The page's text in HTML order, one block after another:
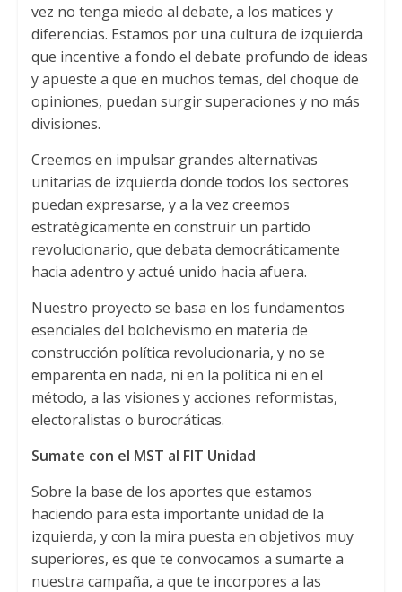
vez no tenga miedo al debate, a los matices y
diferencias. Estamos por una cultura de izquierda
que incentive a fondo el debate profundo de ideas
y apueste a que en muchos temas, del choque de
opiniones, puedan surgir superaciones y no más
divisiones.
Creemos en impulsar grandes alternativas
unitarias de izquierda donde todos los sectores
puedan expresarse, y a la vez creemos
estratégicamente en construir un partido
revolucionario, que debata democráticamente
hacia adentro y actué unido hacia afuera.
Nuestro proyecto se basa en los fundamentos
esenciales del bolchevismo en materia de
construcción política revolucionaria, y no se
emparenta en nada, ni en la política ni en el
método, a las visiones y acciones reformistas,
electoralistas o burocráticas.
Sumate con el MST al FIT Unidad
Sobre la base de los aportes que estamos
haciendo para esta importante unidad de la
izquierda, y con la mira puesta en objetivos muy
superiores, es que te convocamos a sumarte a
nuestra campaña, a que te incorpores a las